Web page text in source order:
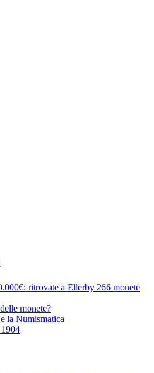
ritrovate a Ellerby 266 monete
monete?
la Numismatica